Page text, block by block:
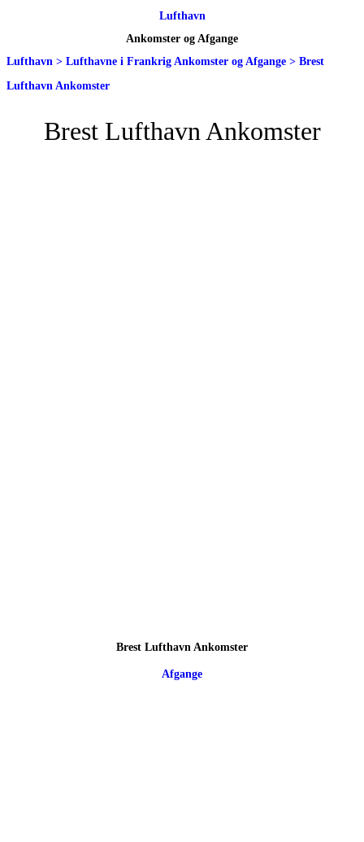
Lufthavn
Ankomster og Afgange
Lufthavn > Lufthavne i Frankrig Ankomster og Afgange > Brest
Lufthavn Ankomster
Brest Lufthavn Ankomster
Brest Lufthavn Ankomster
Afgange